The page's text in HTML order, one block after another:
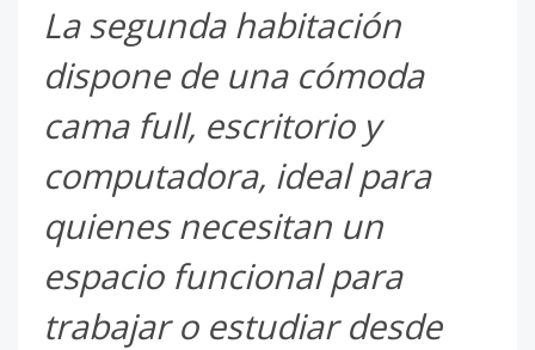
La segunda habitación
dispone de una cómoda
cama full, escritorio y
computadora, ideal para
quienes necesitan un
espacio funcional para
trabajar o estudiar desde